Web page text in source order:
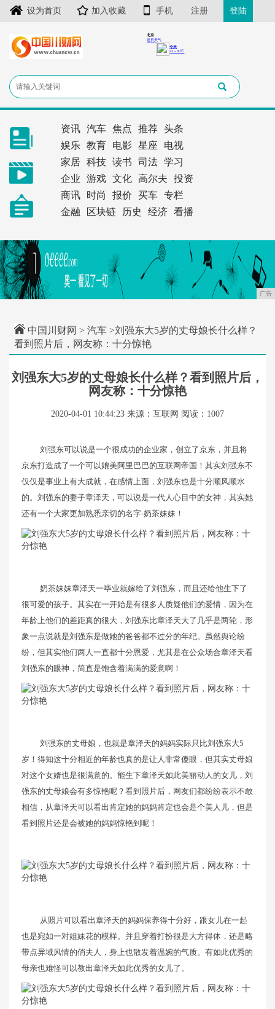
设为首页 加入收藏 手机 注册 登陆
资讯 汽车 焦点 推荐
头条
娱乐
教育 电影 星座
电视
家居
科技 读书 司法
学习
企业
游戏 文化 高尔夫
投资
商讯
时尚 报价 买车
专栏
金融
区块链 历史 经济 看播
广告
中国川财网 > 汽车 >刘强东大5岁的丈母娘长什么样？
看到照片后，网友称：十分惊艳
刘强东大5岁的丈母娘长什么样？看到照片后，
网友称：十分惊艳
2020-04-01 10:44:23 来源：互联网 阅读：1007
刘强东可以说是一个很成功的企业家，创立了京东，并且将
京东打造成了一个可以媲美阿里巴巴的互联网帝国！其实刘强东不
仅仅是事业上有大成就，在感情上面，刘强东也是十分顺风顺水
的。刘强东的妻子章泽天，可以说是一代人心目中的女神，其实她
还有一个大家更加熟悉亲切的名字-奶茶妹妹！
奶茶妹妹章泽天一毕业就嫁给了刘强东，而且还给他生下了
很可爱的孩子。其实在一开始是有很多人质疑他们的爱情，因为在
年龄上他们的差距真的很大，刘强东比章泽天大了几乎是两轮，形
象一点说就是刘强东是做她的爸爸都不过分的年纪。虽然舆论纷
纷，但其实他们两人一直都十分恩爱，尤其是在公众场合章泽天看
刘强东的眼神，简直是饱含着满满的爱意啊！
刘强东的丈母娘，也就是章泽天的妈妈实际只比刘强东大5
岁！得知这十分相近的年龄也真的是让人非常傻眼，但其实丈母娘
对这个女婿也是很满意的。能生下章泽天如此美丽动人的女儿，刘
强东的丈母娘会有多惊艳呢？看到照片后，网友们都纷纷表示不敢
相信，从章泽天可以看出肯定她的妈妈肯定也会是个美人儿，但是
看到照片还是会被她的妈妈惊艳到呢！
从照片可以看出章泽天的妈妈保养得十分好，跟女儿在一起
也是宛如一对姐妹花的模样。并且穿着打扮很是大方得体，还是略
带点异域风情的俏夫人，身上也散发着温婉的气质。有如此优秀的
母亲也难怪可以教出章泽天如此优秀的女儿了。